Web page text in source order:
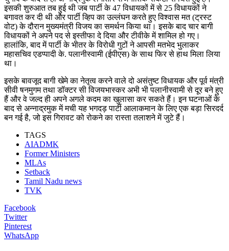
इसकी शुरुआत तब हुई थी जब पार्टी के 47 विधायकों में से 25 विधायकों ने
बगावत कर दी थी और पार्टी व्हिप का उल्लंघन करते हुए विश्वास मत (ट्रस्ट
वोट) के दौरान मुख्यमंत्री विजय का समर्थन किया था। इसके बाद चार बागी
विधायकों ने अपने पद से इस्तीफा दे दिया और टीवीके में शामिल हो गए।
हालांकि, बाद में पार्टी के भीतर के विरोधी गुटों ने आपसी मतभेद भुलाकर
महासचिव एडप्पादी के. पलानीस्वामी (ईपीएस) के साथ फिर से हाथ मिला लिया
था।
इसके बावजूद बागी खेमे का नेतृत्व करने वाले दो असंतुष्ट विधायक और पूर्व मंत्री
सीवी षनमुगम तथा डॉक्टर सी विजयभास्कर अभी भी पलानीस्वामी से दूर बने हुए
हैं और वे जल्द ही अपने अगले कदम का खुलासा कर सकते हैं। इन घटनाओं के
बाद से अन्नाद्रमुक में मची यह भगदड़ पार्टी आलाकमान के लिए एक बड़ा सिरदर्द
बन गई है, जो इस गिरावट को रोकने का रास्ता तलाशने में जुटे हैं।
TAGS
AIADMK
Former Ministers
MLAs
Setback
Tamil Nadu news
TVK
Facebook
Twitter
Pinterest
WhatsApp